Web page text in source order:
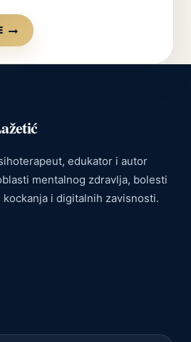
edukator i autor
mentalnog zdravlja, bolesti
i digitalnih zavisnosti.